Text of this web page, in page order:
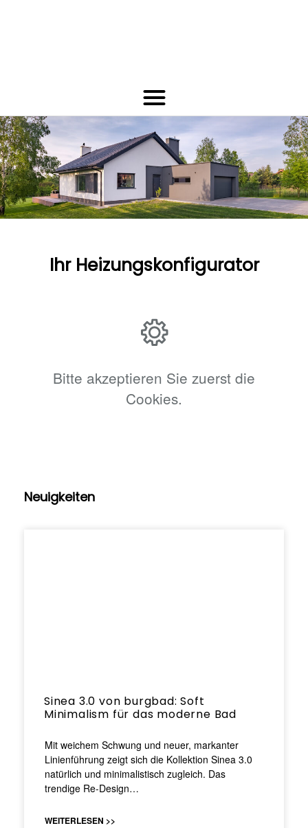
Ihr Heizungskonfigurator
Bitte akzeptieren Sie zuerst die
Cookies.
Neuigkeiten
Sinea 3.0 von burgbad: Soft
Minimalism für das moderne Bad
Mit weichem Schwung und neuer, markanter
Linienführung zeigt sich die Kollektion Sinea 3.0
natürlich und minimalistisch zugleich. Das
trendige Re-Design…
WEITERLESEN >>